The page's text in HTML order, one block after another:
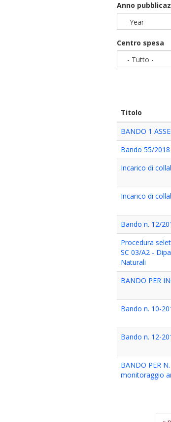
Anno
-Year
Centro spesa
- Tutto -
Titolo
BANDO 1
Bando 55/
Incarico di
Incarico di
Bando n. 12/
Procedura
SC 03/A2 -
Naturali
BANDO PER
Bando n. 10-
Bando n. 12-
BANDO PER
monitoraggio